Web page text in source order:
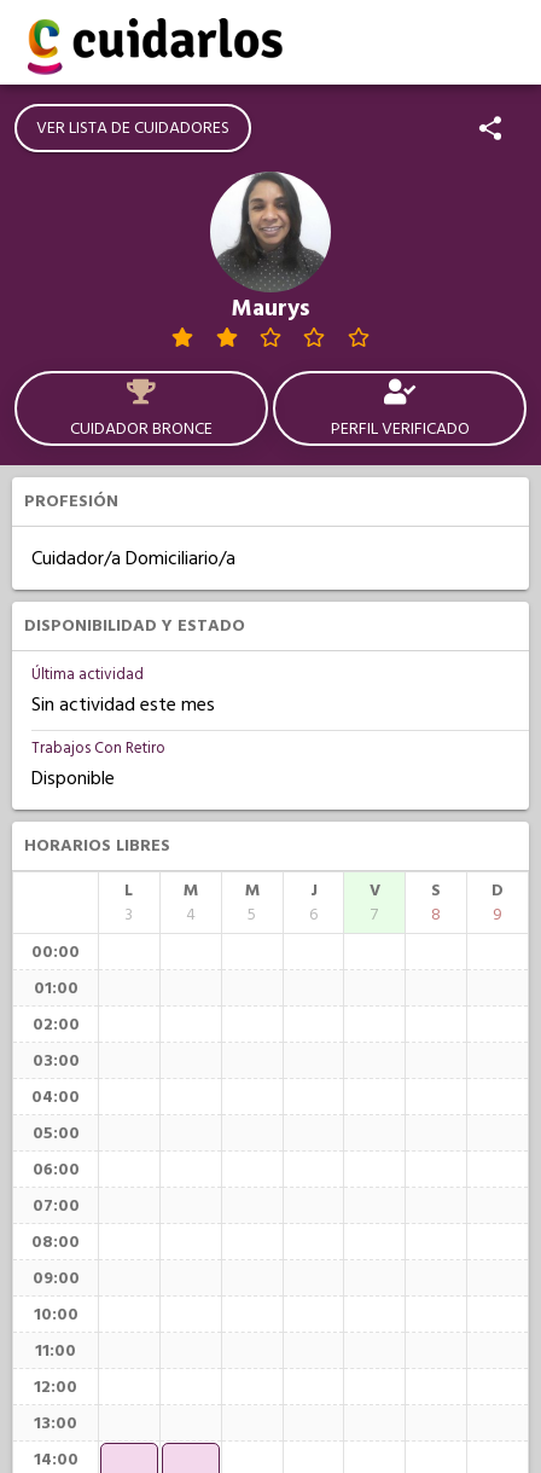
VER LISTA DE CUIDADORES
Maurys
CUIDADOR BRONCE PERFIL VERIFICADO
PROFESIÓN
Cuidador/a Domiciliario/a
DISPONIBILIDAD Y ESTADO
Última actividad
Sin actividad este mes
Trabajos Con Retiro
Disponible
HORARIOS LIBRES
L
3
M
4
M
5
J
6
V
7
S
8
D
9
00:00
01:00
02:00
03:00
04:00
05:00
06:00
07:00
08:00
09:00
10:00
11:00
12:00
13:00
14:00